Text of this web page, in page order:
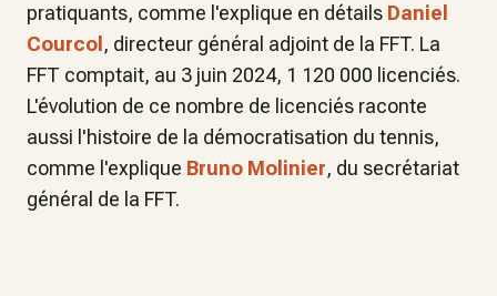
pratiquants, comme l'explique en détails Daniel
Courcol , directeur général adjoint de la FFT. La
FFT comptait, au 3 juin 2024, 1 120 000 licenciés.
L'évolution de ce nombre de licenciés raconte
aussi l'histoire de la démocratisation du tennis,
comme l'explique Bruno Molinier, du secrétariat
général de la FFT.